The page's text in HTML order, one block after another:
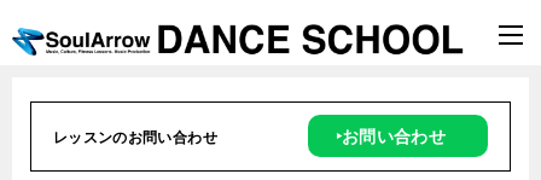
レッスンのお問い合わせ ‣お問い合わせ